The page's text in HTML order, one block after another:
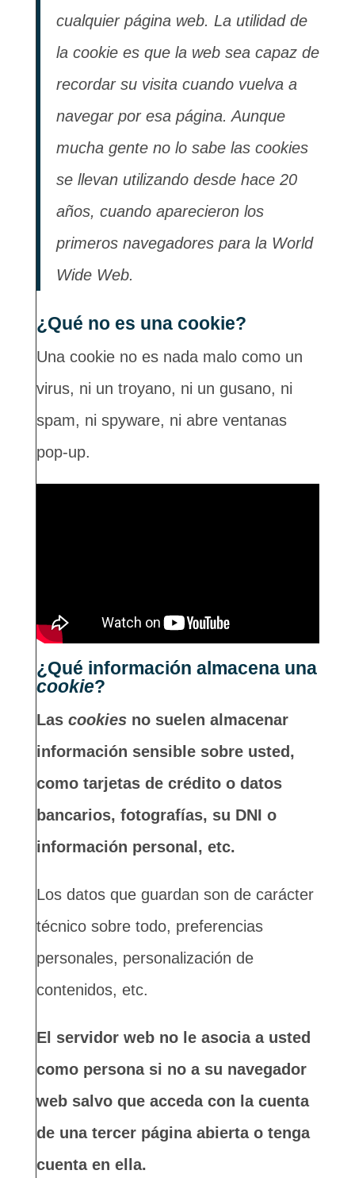
cualquier página web. La utilidad de
la cookie es que la web sea capaz de
recordar su visita cuando vuelva a
navegar por esa página. Aunque
mucha gente no lo sabe las cookies
se llevan utilizando desde hace 20
años, cuando aparecieron los
primeros navegadores para la World
Wide Web.
¿Qué no es una cookie?
Una cookie no es nada malo como un
virus, ni un troyano, ni un gusano, ni
spam, ni spyware, ni abre ventanas
pop-up.
¿Qué información almacena una
cookie?
Las cookiesno suelen almacenar
información sensible sobre usted,
como tarjetas de crédito o datos
bancarios, fotografías, su DNI o
información personal, etc.
Los datos que guardan son de carácter
técnico sobre todo, preferencias
personales, personalización de
contenidos, etc.
El servidor web no le asocia a usted
como persona si no a su navegador
web salvo que acceda con la cuenta
de una tercer página abierta o tenga
cuenta en ella.